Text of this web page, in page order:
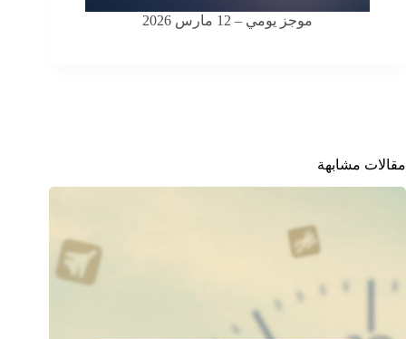
موجز يومي – 12 مارس 2026
مقالات مشابهة